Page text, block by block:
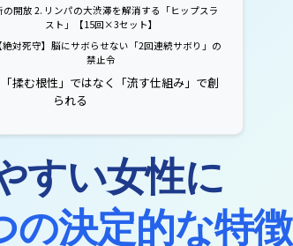
の開放 2. リンパの大渋滞を解消する「ヒップスラ
スト」【15回×3セット】
絶対死守】脳にサボらせない「2回連続サボり」の
禁止令
揉む根性」ではなく「流す仕組み」で創
られる
すい女性に
の決定的な特徴